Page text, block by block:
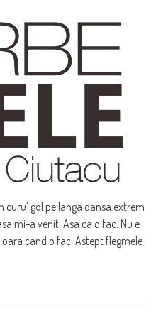
curu' gol pe langa dansa extrem
mi-a venit. Asa ca o fac. Nu e
cand o fac. Astept flegmele